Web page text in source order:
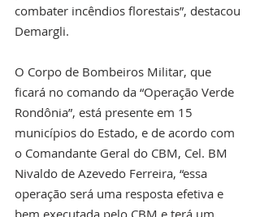
combater incêndios florestais”, destacou
Demargli.
O Corpo de Bombeiros Militar, que
ficará no comando da “Operação Verde
Rondônia”, está presente em 15
municípios do Estado, e de acordo com
o Comandante Geral do CBM, Cel. BM
Nivaldo de Azevedo Ferreira, “essa
operação será uma resposta efetiva e